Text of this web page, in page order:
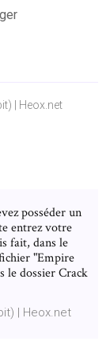
| Heox.net
posséder un
entrez votre
fait, dans le
"Empire
le dossier Crack
| Heox.net